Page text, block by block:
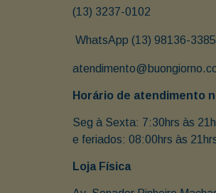
(13) 3237-0102
WhatsApp (13) 98136-3385
Horário de atendimento
Seg à Sexta: 7:30hrs às
e feriados: 08:00hrs às
Loja Física